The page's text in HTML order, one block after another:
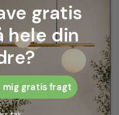
gratis
hele din
mig gratis fragt